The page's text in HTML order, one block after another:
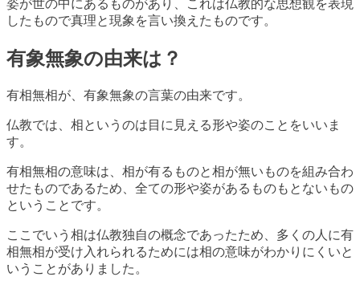
姿が世の中にあるものがあり、これは仏教的な思想観を表現
したもので真理と現象を言い換えたものです。
有象無象の由来は？
有相無相が、有象無象の言葉の由来です。
仏教では、相というのは目に見える形や姿のことをいいま
す。
有相無相の意味は、相が有るものと相が無いものを組み合わ
せたものであるため、全ての形や姿があるものもとないもの
ということです。
ここでいう相は仏教独自の概念であったため、多くの人に有
相無相が受け入れられるためには相の意味がわかりにくいと
いうことがありました。